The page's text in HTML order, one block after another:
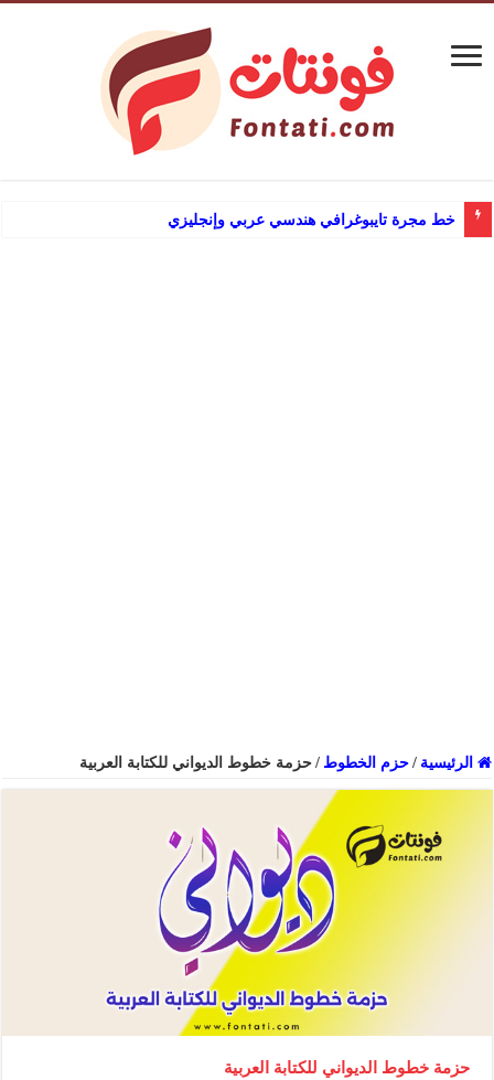
خط مجرة تايبوغرافي هندسي عربي وإنجليزي
الرئيسية / حزم الخطوط / حزمة خطوط الديواني للكتابة العربية
حزمة خطوط الديواني للكتابة العربية